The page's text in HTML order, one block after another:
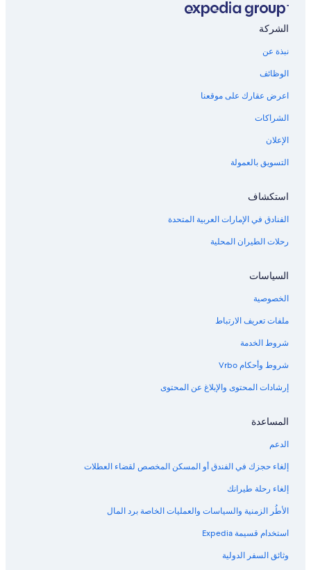
الشركة
نبذة عن
الوظائف
اعرض عقارك على موقعنا
الشراكات
الإعلان
التسويق بالعمولة
استكشاف
الفنادق في الإمارات العربية المتحدة
رحلات الطيران المحلية
السياسات
الخصوصية
ملفات تعريف الارتباط
شروط الخدمة
شروط وأحكام Vrbo
إرشادات المحتوى والإبلاغ عن المحتوى
المساعدة
الدعم
إلغاء حجزك في الفندق أو المسكن المخصص لقضاء العطلات
إلغاء رحلة طيرانك
الأطُر الزمنية والسياسات والعمليات الخاصة برد المال
استخدام قسيمة Expedia
وثائق السفر الدولية